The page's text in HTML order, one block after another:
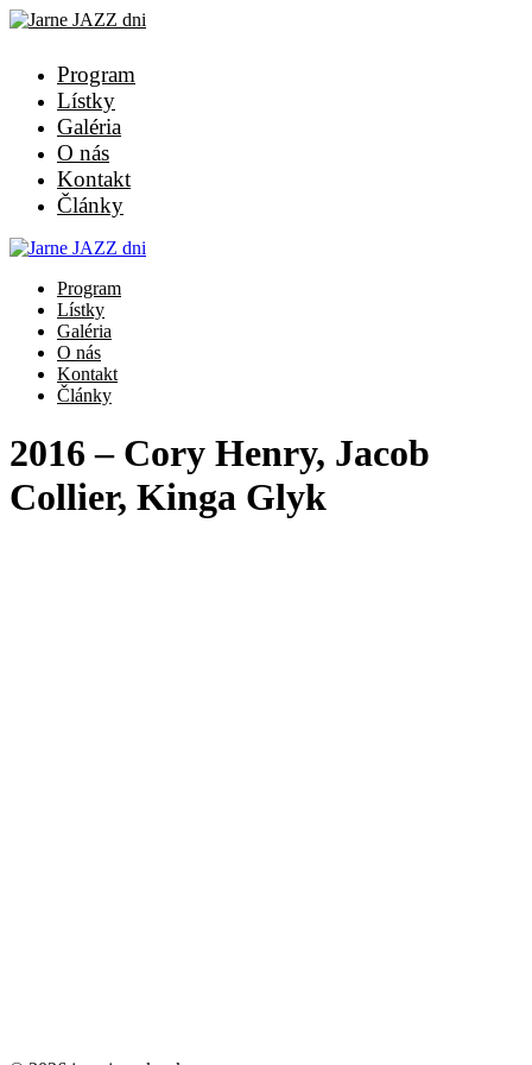
Program
Lístky
Galéria
O nás
Kontakt
Články
Program
Lístky
Galéria
O nás
Kontakt
Články
2016 – Cory Henry, Jacob
Collier, Kinga Glyk